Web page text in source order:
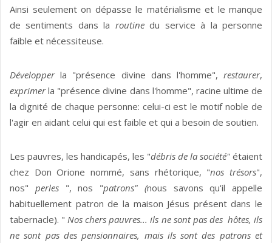
Ainsi seulement on dépasse le matérialisme et le manque
de sentiments dans la routinedu service à la personne
faible et nécessiteuse.
Développerla "présence divine dans l'homme",restaurer,
exprimerla "présence divine dans l'homme", racine ultime de
la dignité de chaque personne: celui-ci est le motif noble de
l'agir en aidant celui qui est faible et qui a besoin de soutien.
Les pauvres, les handicapés, les "débris de la société" étaient
chez Don Orione nommé, sans rhétorique, "nos trésors",
nos" perles ", nos "patrons" (nous savons qu'il appelle
habituellement patron de la maison Jésus présent dans le
tabernacle). " Nos chers pauvres... ils ne sont pas des hôtes, ils
ne sont pas des pensionnaires, mais ils sont des patrons et